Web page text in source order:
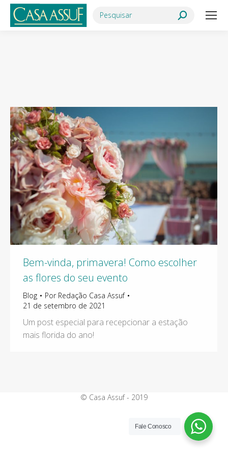
Search:
Bem-vinda, primavera! Como escolher
as flores do seu evento
Blog Por Redação Casa Assuf
21 de setembro de 2021
Um post especial para recepcionar a estação
mais florida do ano!
© Casa Assuf - 2019
Fale Conosco